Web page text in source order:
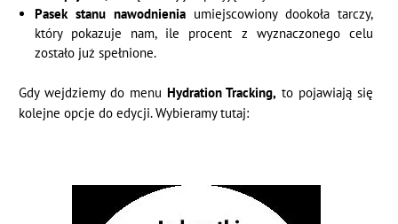
Pasek stanu nawodnieniaumiejscowiony dookoła tarczy,
który pokazuje nam, ile procent z wyznaczonego celu
zostało już spełnione.
Gdy wejdziemy do menu Hydration Tracking, to pojawiają się
kolejne opcje do edycji. Wybieramy tutaj: